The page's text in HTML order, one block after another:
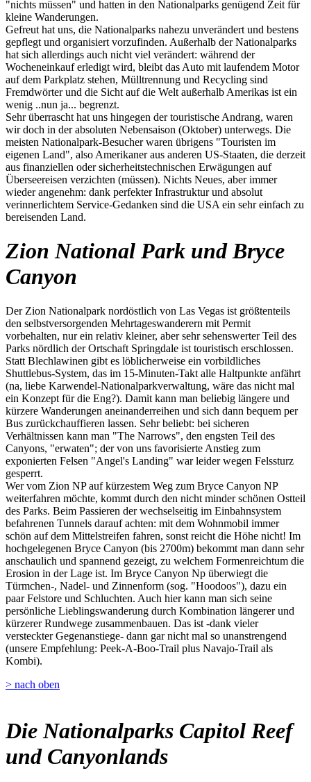
"nichts müssen" und hatten in den Nationalparks genügend Zeit für
kleine Wanderungen.
Gefreut hat uns, die Nationalparks nahezu unverändert und bestens
gepflegt und organisiert vorzufinden. Außerhalb der Nationalparks
hat sich allerdings auch nicht viel verändert: während der
Wocheneinkauf erledigt wird, bleibt das Auto mit laufendem Motor
auf dem Parkplatz stehen, Mülltrennung und Recycling sind
Fremdwörter und die Sicht auf die Welt außerhalb Amerikas ist ein
wenig ..nun ja... begrenzt.
Sehr überrascht hat uns hingegen der touristische Andrang, waren
wir doch in der absoluten Nebensaison (Oktober) unterwegs. Die
meisten Nationalpark-Besucher waren übrigens "Touristen im
eigenen Land", also Amerikaner aus anderen US-Staaten, die derzeit
aus finanziellen oder sicherheitstechnischen Erwägungen auf
Überseereisen verzichten (müssen). Nichts Neues, aber immer
wieder angenehm: dank perfekter Infrastruktur und absolut
verinnerlichtem Service-Gedanken sind die USA ein sehr einfach zu
bereisenden Land.
Zion National Park und Bryce
Canyon
Der Zion Nationalpark nordöstlich von Las Vegas ist größtenteils
den selbstversorgenden Mehrtageswanderern mit Permit
vorbehalten, nur ein relativ kleiner, aber sehr sehenswerter Teil des
Parks nördlich der Ortschaft Springdale ist touristisch erschlossen.
Statt Blechlawinen gibt es löblicherweise ein vorbildliches
Shuttlebus-System, das im 15-Minuten-Takt alle Haltpunkte anfährt
(na, liebe Karwendel-Nationalparkverwaltung, wäre das nicht mal
ein Konzept für die Eng?). Damit kann man beliebig längere und
kürzere Wanderungen aneinanderreihen und sich dann bequem per
Bus zurückchauffieren lassen. Sehr beliebt: bei sicheren
Verhältnissen kann man "The Narrows", den engsten Teil des
Canyons, "erwaten"; der von uns favorisierte Anstieg zum
exponierten Felsen "Angel's Landing" war leider wegen Felssturz
gesperrt.
Wer vom Zion NP auf kürzestem Weg zum Bryce Canyon NP
weiterfahren möchte, kommt durch den nicht minder schönen Ostteil
des Parks. Beim Passieren der wechselseitig im Einbahnsystem
befahrenen Tunnels darauf achten: mit dem Wohnmobil immer
schön auf dem Mittelstreifen fahren, sonst reicht die Höhe nicht! Im
hochgelegenen Bryce Canyon (bis 2700m) bekommt man dann sehr
anschaulich und spannend gezeigt, zu welchem Formenreichtum die
Erosion in der Lage ist. Im Bryce Canyon Np überwiegt die
Türmchen-, Nadel- und Zinnenform (sog. "Hoodoos"), dazu ein
paar Felstore und Schluchten. Auch hier kann man sich seine
persönliche Lieblingswanderung durch Kombination längerer und
kürzerer Rundwege zusammenbauen. Das ist -dank vieler
versteckter Gegenanstiege- dann gar nicht mal so unanstrengend
(unsere Empfehlung: Peek-A-Boo-Trail plus Navajo-Trail als
Kombi).
> nach oben
Die Nationalparks Capitol Reef
und Canyonlands